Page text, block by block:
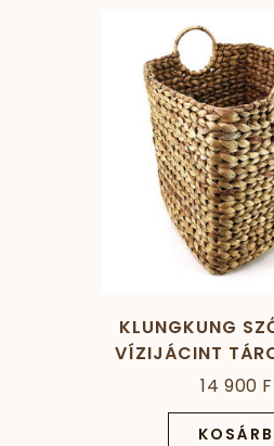
KLUNGKUNG
VÍZIJÁCINT
14 900